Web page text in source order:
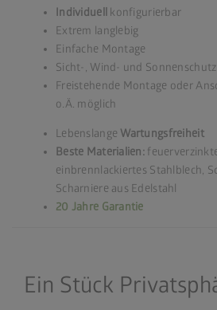
Individuell konfigurierbar
Extrem langlebig
Einfache Montage
Sicht-, Wind- und Sonnenschutz
Freistehende Montage oder
o.Ä. möglich
Lebenslange Wartungsfreiheit
Beste Materialien:
einbrennlackiertes Stahlblech,
Scharniere aus Edelstahl
20 Jahre Garantie
Ein Stück